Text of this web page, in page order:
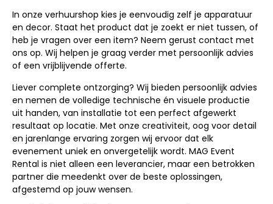
In onze verhuurshop kies je eenvoudig zelf je apparatuur
en decor. Staat het product dat je zoekt er niet tussen, of
heb je vragen over een item? Neem gerust contact met
ons op. Wij helpen je graag verder met persoonlijk advies
of een vrijblijvende offerte.
Liever complete ontzorging? Wij bieden persoonlijk advies
en nemen de volledige technische én visuele productie
uit handen, van installatie tot een perfect afgewerkt
resultaat op locatie. Met onze creativiteit, oog voor detail
en jarenlange ervaring zorgen wij ervoor dat elk
evenement uniek en onvergetelijk wordt. MAG Event
Rental is niet alleen een leverancier, maar een betrokken
partner die meedenkt over de beste oplossingen,
afgestemd op jouw wensen.